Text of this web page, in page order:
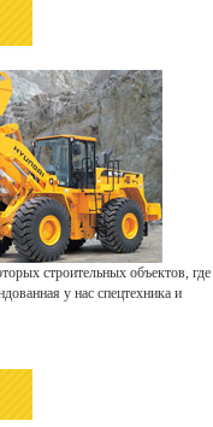
строительных объектов, где
у нас спецтехника и